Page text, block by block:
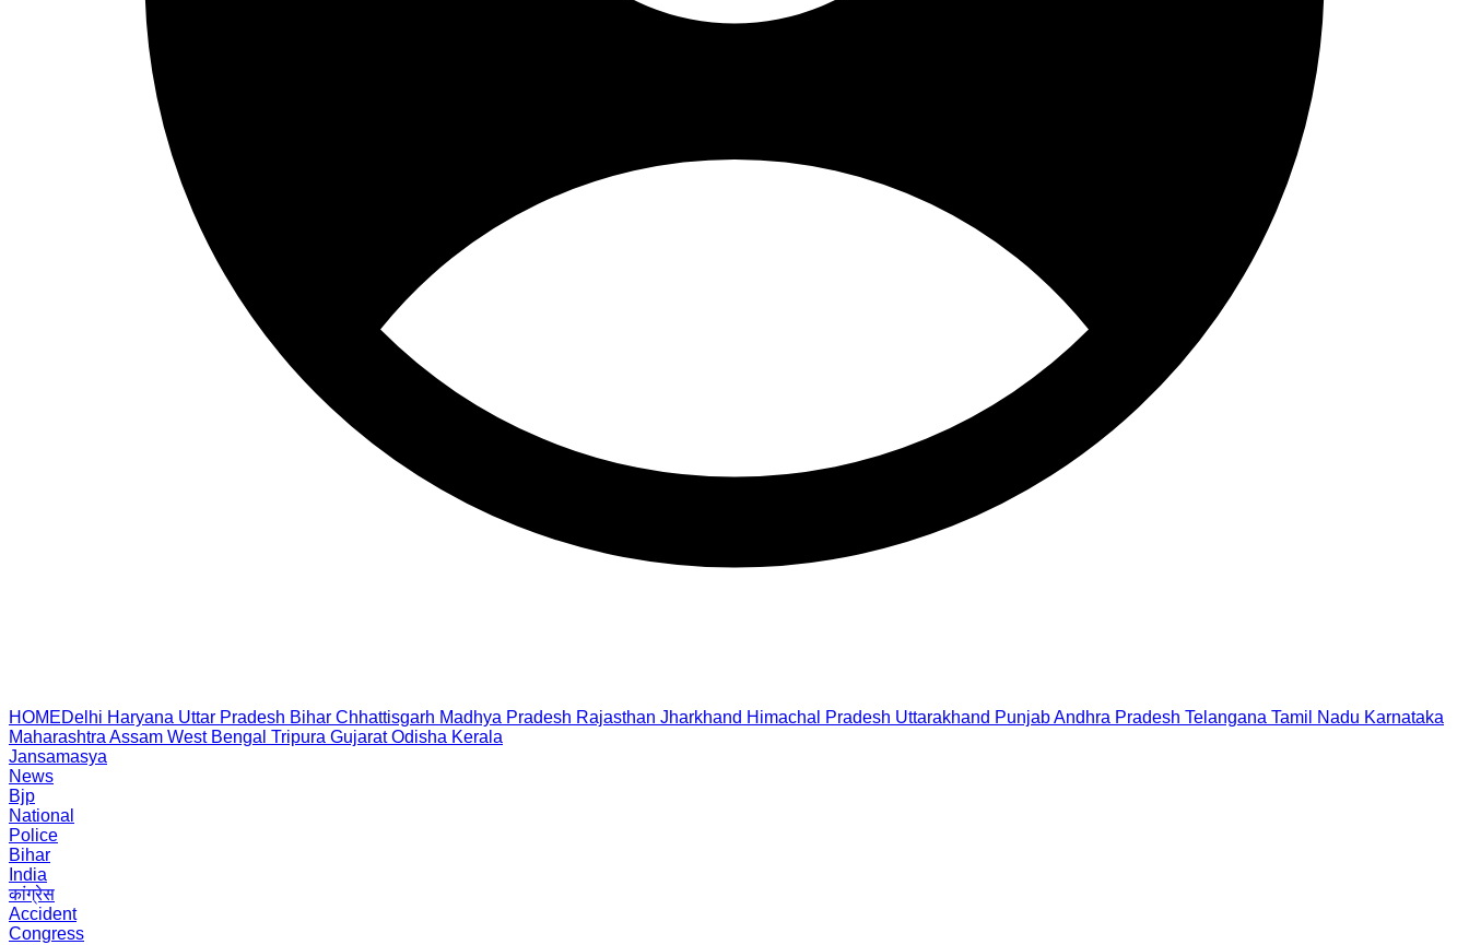
HOMEDelhi Haryana Uttar Pradesh Bihar Chhattisgarh Madhya Pradesh Rajasthan Jharkhand Himachal Pradesh Uttarakhand PunjabAndhra Pradesh Telangana Tamil Nadu Karnataka
Maharashtra Assam West Bengal Tripura Gujarat Odisha Kerala
Jansamasya
News
Bjp
National
Police
Bihar
India
कांग्रेस
Accident
Congress